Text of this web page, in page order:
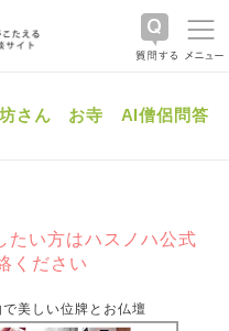
さん お寺 AI僧侶問答
たい方はハスノハ公式
ください
で美しい位牌とお仏壇